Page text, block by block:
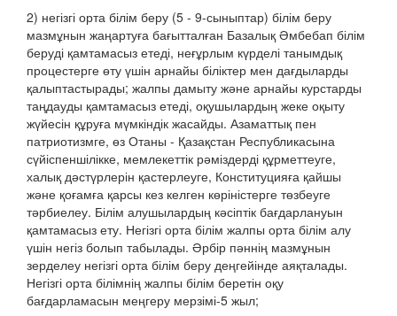
2) негізгі орта білім беру (5 - 9-сыныптар) білім беру
мазмұнын жаңартуға бағытталған Базалық Әмбебап білім
беруді қамтамасыз етеді, неғұрлым күрделі танымдық
процестерге өту үшін арнайы біліктер мен дағдыларды
қалыптастырады; жалпы дамыту және арнайы курстарды
таңдауды қамтамасыз етеді, оқушылардың жеке оқыту
жүйесін құруға мүмкіндік жасайды. Азаматтық пен
патриотизмге, өз Отаны - Қазақстан Республикасына
сүйіспеншілікке, мемлекеттік рәміздерді құрметтеуге,
халық дәстүрлерін қастерлеуге, Конституцияға қайшы
және қоғамға қарсы кез келген көріністерге төзбеуге
тәрбиелеу. Білім алушылардың кәсіптік бағдарлануын
қамтамасыз ету. Негізгі орта білім жалпы орта білім алу
үшін негіз болып табылады. Әрбір пәннің мазмұнын
зерделеу негізгі орта білім беру деңгейінде аяқталады.
Негізгі орта білімнің жалпы білім беретін оқу
бағдарламасын меңгеру мерзімі-5 жыл;